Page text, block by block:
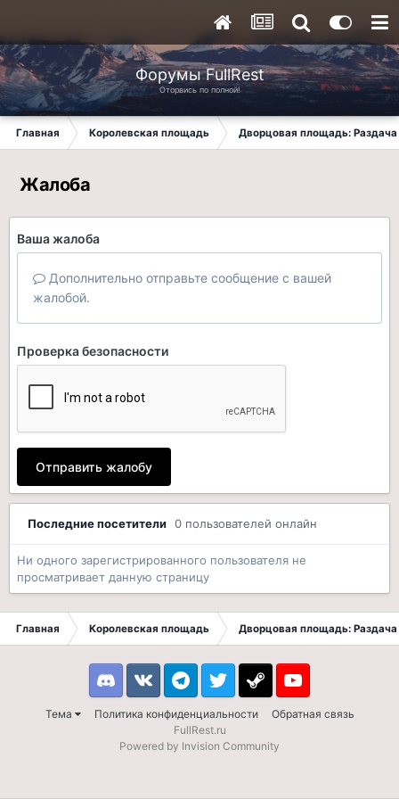
Форумы FullRest
Оторвись по полной!
Главная Королевская площадь Дворцовая площадь: Раздача
Жалоба
Ваша жалоба
Дополнительно отправьте сообщение с вашей
жалобой.
Проверка безопасности
Отправить жалобу
Последние посетители 0 пользователей онлайн
Ни одного зарегистрированного пользователя не
просматривает данную страницу
Главная Королевская площадь Дворцовая площадь: Раздача
Тема Политика конфиденциальности Обратная связь
DiscordVK TelegramTwitter Steam Youtube
FullRest.ru
Powered by Invision Community